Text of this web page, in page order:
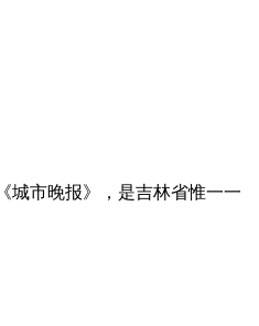
城市晚报》，是吉林省惟一一